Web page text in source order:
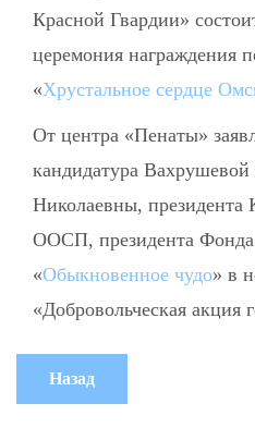
Красной Гвардии»
церемония награждения
«Хрустальное сердце
От центра «Пенаты»
кандидатура
Николаевны,
ООСП, президента Фонда
«Обыкновенное чудо» в
«Добровольческая акция